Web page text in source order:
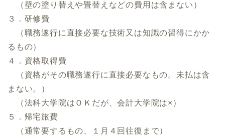
（壁の塗り替えや畳替えなどの費用は含まない）
３．研修費
（職務遂行に直接必要な技術又は知識の習得にかか
るもの）
４．資格取得費
（資格がその職務遂行に直接必要なもの。未払は含
まない。）
（法科大学院はＯＫだが、会計大学院は×）
５．帰宅旅費
（通常要するもの、１月４回往復まで）